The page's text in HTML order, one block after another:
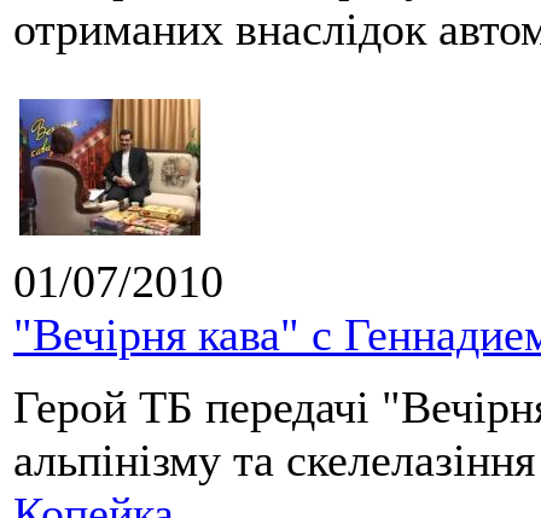
отриманих внаслідок
01/07/2010
"Вечірня кава" с
Герой ТБ передачі
альпінізму та